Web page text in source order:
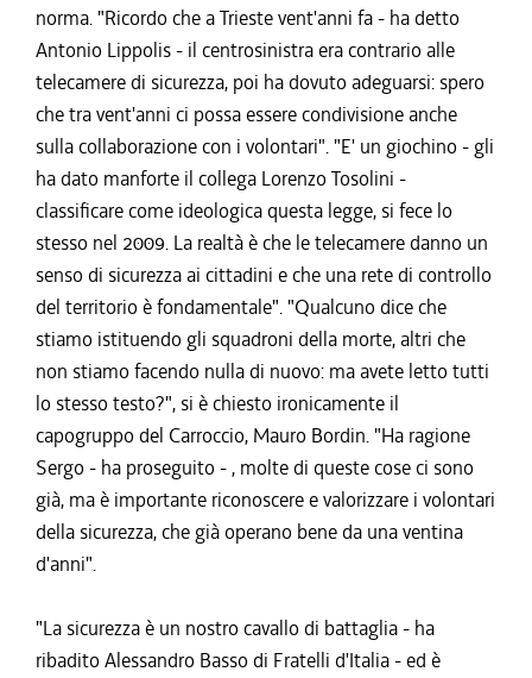
norma. "Ricordo che a Trieste vent'anni fa - ha detto
Antonio Lippolis - il centrosinistra era contrario alle
telecamere di sicurezza, poi ha dovuto adeguarsi: spero
che tra vent'anni ci possa essere condivisione anche
sulla collaborazione con i volontari". "E' un giochino - gli
ha dato manforte il collega Lorenzo Tosolini -
classificare come ideologica questa legge, si fece lo
stesso nel 2009. La realtà è che le telecamere danno un
senso di sicurezza ai cittadini e che una rete di controllo
del territorio è fondamentale". "Qualcuno dice che
stiamo istituendo gli squadroni della morte, altri che
non stiamo facendo nulla di nuovo: ma avete letto tutti
lo stesso testo?", si è chiesto ironicamente il
capogruppo del Carroccio, Mauro Bordin. "Ha ragione
Sergo - ha proseguito - , molte di queste cose ci sono
già, ma è importante riconoscere e valorizzare i volontari
della sicurezza, che già operano bene da una ventina
d'anni".
"La sicurezza è un nostro cavallo di battaglia - ha
ribadito Alessandro Basso di Fratelli d'Italia - ed è